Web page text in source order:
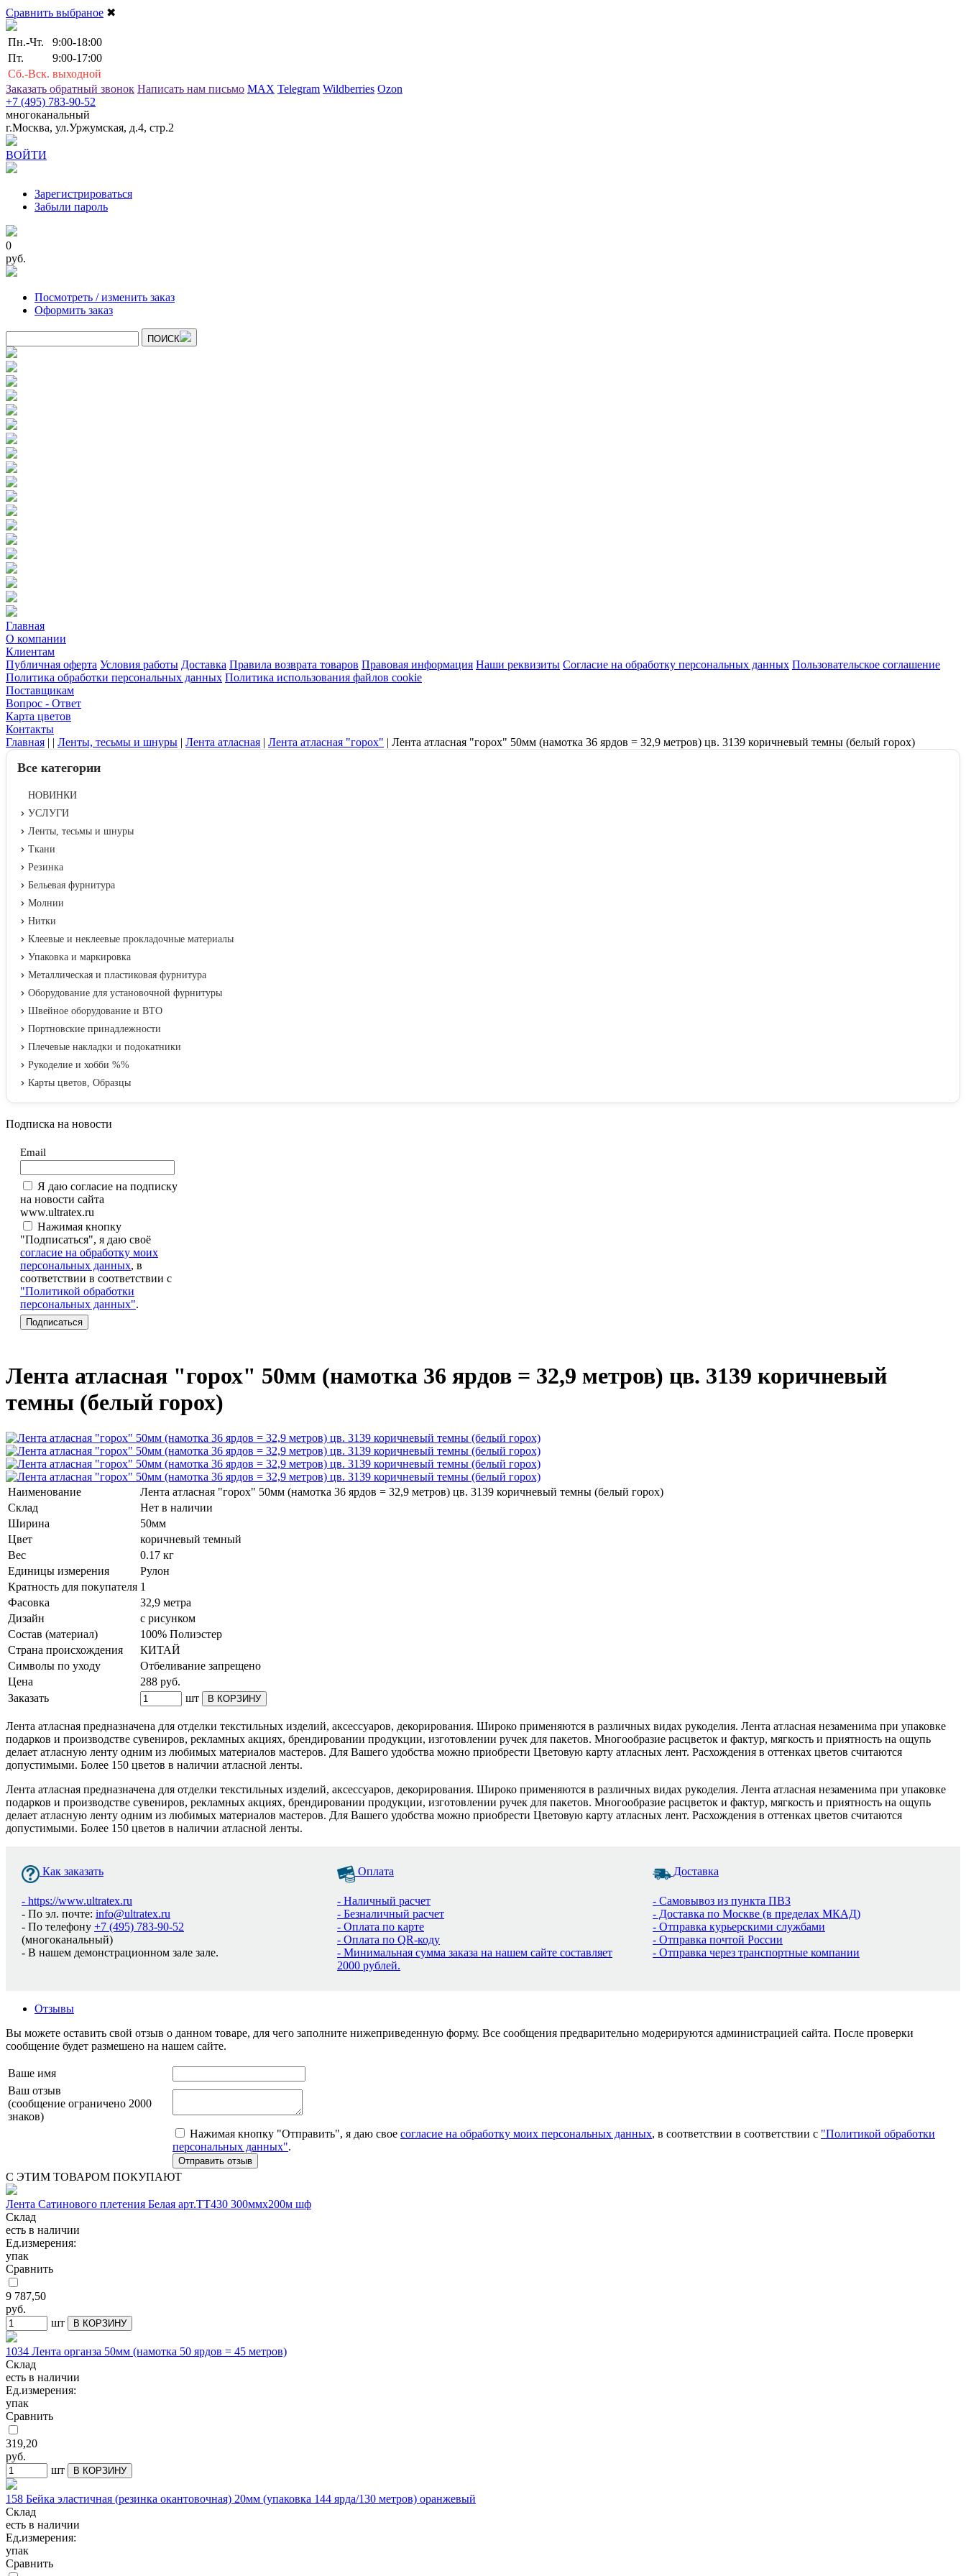
Сравнить выбраное ✖
Пн.-Чт.
9:00-18:00
Пт.
9:00-17:00
Сб.-Вск. выходной
Заказать обратный звонок Написать нам письмо MAX Telegram Wildberries Ozon
+7 (495) 783-90-52
многоканальный
г.Москва, ул.Уржумская, д.4, стр.2
ВОЙТИ
Зарегистрироваться
Забыли пароль
0
руб.
Посмотреть / изменить заказ
Оформить заказ
ПОИСК
Главная
О компании
Клиентам
Публичная оферта Условия работы Доставка Правила возврата товаров Правовая информация Наши реквизиты Согласие на обработку персональных данных Пользовательское соглашение
Политика обработки персональных данных Политика использования файлов cookie
Поставщикам
Вопрос - Ответ
Карта цветов
Контакты
Главная | | Ленты, тесьмы и шнуры | Лента атласная | Лента атласная "горох" | Лента атласная "горох" 50мм (намотка 36 ярдов = 32,9 метров) цв. 3139 коричневый темны (белый горох)
Все категории
НОВИНКИ
УСЛУГИ
Ленты, тесьмы и шнуры
Ткани
Резинка
Бельевая фурнитура
Молнии
Нитки
Клеевые и неклеевые прокладочные материалы
Упаковка и маркировка
Металлическая и пластиковая фурнитура
Оборудование для установочной фурнитуры
Швейное оборудование и ВТО
Портновские принадлежности
Плечевые накладки и подокатники
Рукоделие и хобби %%
Карты цветов, Образцы
Подписка на новости
Email
Я даю согласие на подписку
на новости сайта
www.ultratex.ru
Нажимая кнопку
"Подписаться", я даю своё
согласие на обработку моих
персональных данных, в
соответствии в соответствии с
"Политикой обработки
персональных данных".
Лента атласная "горох" 50мм (намотка 36 ярдов = 32,9 метров) цв. 3139 коричневый
темны (белый горох)
Наименование
Лента атласная "горох" 50мм (намотка 36 ярдов = 32,9 метров) цв. 3139 коричневый темны (белый горох)
Склад
Нет в наличии
Ширина
50мм
Цвет
коричневый темный
Вес
0.17 кг
Единицы измерения
Рулон
Кратность для покупателя 1
Фасовка
32,9 метра
Дизайн
с рисунком
Состав (материал)
100% Полиэстер
Страна происхождения
КИТАЙ
Символы по уходу
Отбеливание запрещено
Цена
288 руб.
Заказать
шт В КОРЗИНУ
Лента атласная предназначена для отделки текстильных изделий, аксессуаров, декорирования. Широко применяются в различных видах рукоделия. Лента атласная незаменима при упаковке
подарков и производстве сувениров, рекламных акциях, брендировании продукции, изготовлении ручек для пакетов. Многообразие расцветок и фактур, мягкость и приятность на ощупь
делает атласную ленту одним из любимых материалов мастеров. Для Вашего удобства можно приобрести Цветовую карту атласных лент. Расхождения в оттенках цветов считаются
допустимыми. Более 150 цветов в наличии атласной ленты.
Лента атласная предназначена для отделки текстильных изделий, аксессуаров, декорирования. Широко применяются в различных видах рукоделия. Лента атласная незаменима при упаковке
подарков и производстве сувениров, рекламных акциях, брендировании продукции, изготовлении ручек для пакетов. Многообразие расцветок и фактур, мягкость и приятность на ощупь
делает атласную ленту одним из любимых материалов мастеров. Для Вашего удобства можно приобрести Цветовую карту атласных лент. Расхождения в оттенках цветов считаются
допустимыми. Более 150 цветов в наличии атласной ленты.
Как заказать
- https://www.ultratex.ru
- По эл. почте: info@ultratex.ru
- По телефону +7 (495) 783-90-52
(многоканальный)
- В нашем демонстрационном зале зале.
Оплата
- Наличный расчет
- Безналичный расчет
- Оплата по карте
- Оплата по QR-коду
- Минимальная сумма заказа на нашем сайте составляет
2000 рублей.
Доставка
- Самовывоз из пункта ПВЗ
- Доставка по Москве (в пределах МКАД)
- Отправка курьерскими службами
- Отправка почтой России
- Отправка через транспортные компании
Отзывы
Вы можете оставить свой отзыв о данном товаре, для чего заполните нижеприведенную форму. Все сообщения предварительно модерируются администрацией сайта. После проверки
сообщение будет размешено на нашем сайте.
Ваше имя
Ваш отзыв
(сообщение ограничено 2000
знаков)
Нажимая кнопку "Отправить", я даю свое согласие на обработку моих персональных данных, в соответствии в соответствии с "Политикой обработки
персональных данных".
С ЭТИМ ТОВАРОМ ПОКУПАЮТ
Лента Сатинового плетения Белая арт.ТТ430 300ммх200м шф
Склад
есть в наличии
Ед.измерения:
упак
Сравнить
9 787,50
руб.
шт
В КОРЗИНУ
1034 Лента органза 50мм (намотка 50 ярдов = 45 метров)
Склад
есть в наличии
Ед.измерения:
упак
Сравнить
319,20
руб.
шт
В КОРЗИНУ
158 Бейка эластичная (резинка окантовочная) 20мм (упаковка 144 ярда/130 метров) оранжевый
Склад
есть в наличии
Ед.измерения:
упак
Сравнить